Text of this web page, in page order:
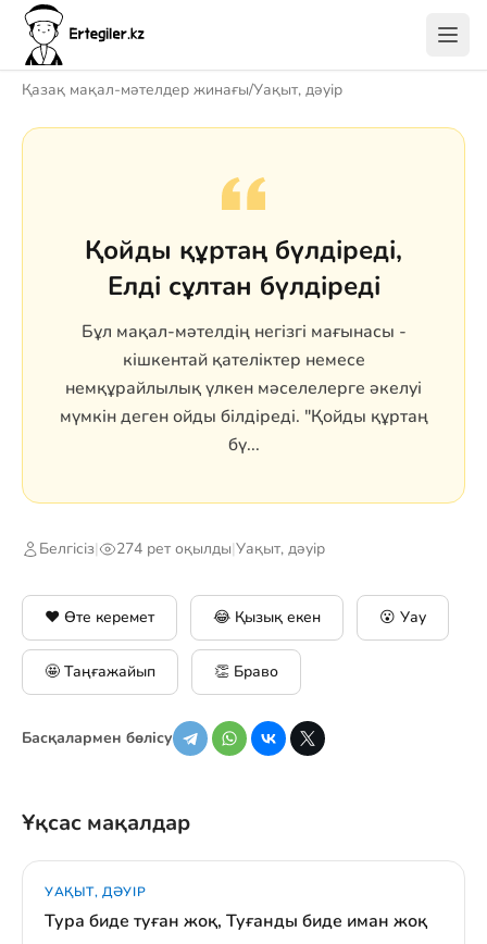
Қазақ мақал-мәтелдер жинағы/Уақыт, дәуір
Қойды құртаң бүлдіреді,
Елді сұлтан бүлдіреді
Бұл мақал-мәтелдің негізгі мағынасы -
кішкентай қателіктер немесе
немқұрайлылық үлкен мәселелерге әкелуі
мүмкін деген ойды білдіреді. "Қойды құртаң
бү...
Белгісіз| 274 рет оқылды|Уақыт, дәуір
❤️ Өте керемет 😂 Қызық екен 😮 Уау
🤩 Таңғажайып 👏 Браво
Басқалармен бөлісу
Ұқсас мақалдар
УАҚЫТ, ДӘУІР
Тура биде туған жоқ, Туғанды биде иман жоқ